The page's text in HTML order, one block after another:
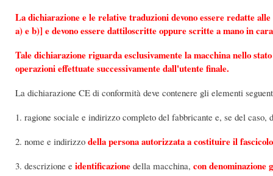
La dichiarazione e le relative traduzioni devono essere redatte
a) e b)] e devono essere dattiloscritte oppure scritte a mano in
Tale dichiarazione riguarda esclusivamente la macchina nello
operazioni effettuate successivamente dall'utente finale.
La dichiarazione CE di conformità deve contenere gli elementi
1. ragione sociale e indirizzo completo del fabbricante e, se del caso,
2. nome e indirizzo della persona autorizzata a costituire il
3. descrizione e identificazione della macchina, con denominazione